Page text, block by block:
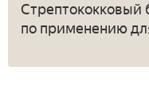
Стрептококковый
по применению